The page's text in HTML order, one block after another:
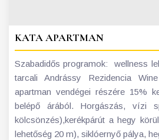
KATA APARTMAN
Szabadidős programok: wellness
tarcali Andrássy Rezidencia
apartman vendégei részére 15%
belépő árából. Horgászás, vízi
kölcsönzés),kerékpárút a hegy
lehetőség 20 m), siklóernyő pálya,